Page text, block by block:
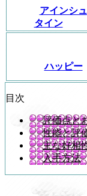
アインシュ
タイン
ハッピー
目次
評価点と
性能と評
主な好相
入手方法